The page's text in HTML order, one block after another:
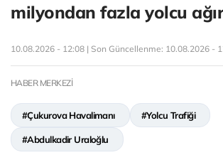
milyondan fazla yolcu
10.08.2026 - 12:08 | Son Güncellenme: 10.08.2026 -
HABER MERKEZİ
#Çukurova Havalimanı #Yolcu Trafiği
#Abdulkadir Uraloğlu